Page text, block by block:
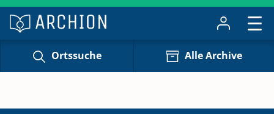
Ortssuche Alle Archive